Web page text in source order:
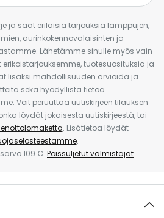
ja saat erilaisia tarjouksia lamppujen,
aurinkokennovalaisinten ja
Lähetämme sinulle myös vain
tuotesuosituksia ja
lisäksi mahdollisuuden arvioida ja
sekä hyödyllistä tietoa
Voit peruuttaa uutiskirjeen tilauksen
löydät jokaisesta uutiskirjeestä, tai
. Lisätietoa löydät
.
109 €. Poissuljetut valmistajat.